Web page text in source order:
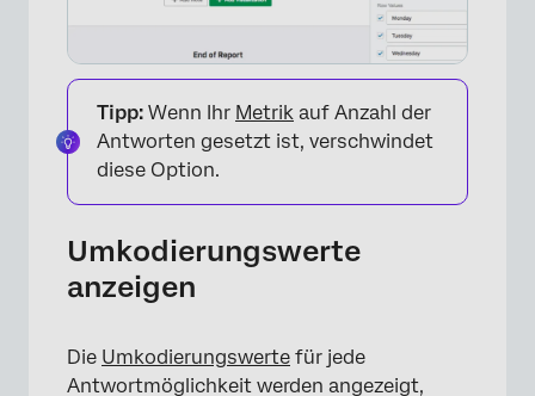
Tipp: Wenn Ihr Metrik auf Anzahl der
Antworten gesetzt ist, verschwindet
diese Option.
Umkodierungswerte
anzeigen
Die Umkodierungswerte für jede
Antwortmöglichkeit werden angezeigt,